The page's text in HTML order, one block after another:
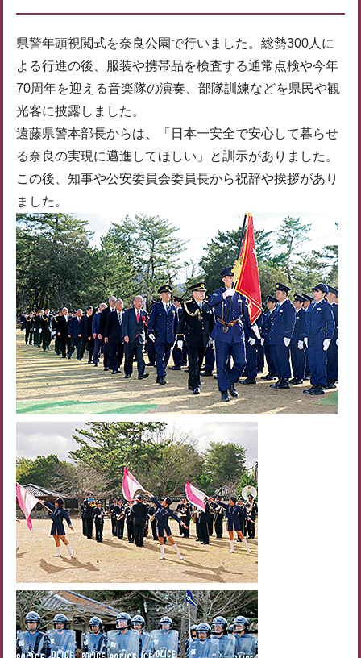
県警年頭視閲式を奈良公園で行いました。総勢300人に
よる行進の後、服装や携帯品を検査する通常点検や今年
70周年を迎える音楽隊の演奏、部隊訓練などを県民や観
光客に披露しました。
遠藤県警本部長からは、「日本一安全で安心して暮らせ
る奈良の実現に邁進してほしい」と訓示がありました。
この後、知事や公安委員会委員長から祝辞や挨拶があり
ました。